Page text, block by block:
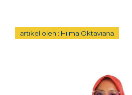
artikel oleh : Hilma Oktaviana